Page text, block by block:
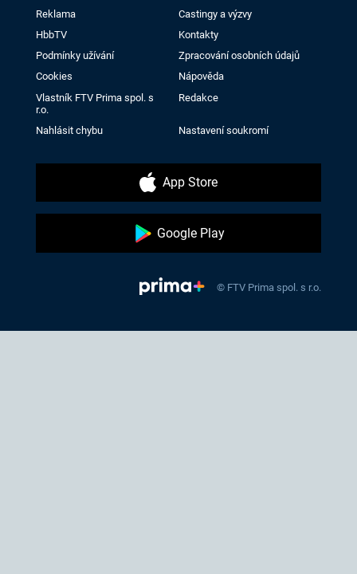
Reklama
Castingy a výzvy
HbbTV
Kontakty
Podmínky užívání
Zpracování osobních údajů
Cookies
Nápověda
Vlastník FTV Prima spol. s
r.o.
Redakce
Nahlásit chybu Nastavení soukromí
App Store
Google Play
© FTV Prima spol. s r.o.